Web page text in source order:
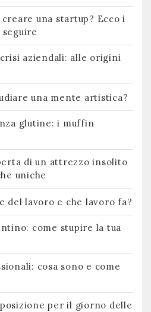
creare una startup? Ecco i
aziendali: alle origini
una mente artistica?
glutine: i muffin
di un attrezzo insolito
uniche
del lavoro e che lavoro fa?
come stupire la tua
cosa sono e come
per il giorno delle